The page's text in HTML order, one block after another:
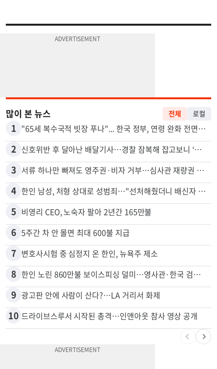
많이 본 뉴스 전체 로컬
1 "65세 복수국적 빗장 푸나"... 한국 정부, 연령 완화 전면 추진
2 신호위반 후 달아난 배달기사…경찰 잠복해 잡고보니 ‘반전’
3 서류 하나만 빠져도 영주권·비자 거부…심사관 재량권 대폭 확대
4 한인 남성, 처형 상대로 성범죄…"선처해줬더니 배신자 취급"
5 비영리 CEO, 노숙자 팔아 2년간 165만불
6 5주간 차 안 몰면 최대 600불 지급
7 변호사시험 중 심정지 온 한인, 뉴욕주 제소
8 한인 노린 860만불 보이스피싱 덜미…영사관·한국 검찰 사칭
9 광고판 안에 사람이 산다?…LA 거리서 화제
10 드라이브스루서 시작된 총격…인앤아웃 참사 영상 공개